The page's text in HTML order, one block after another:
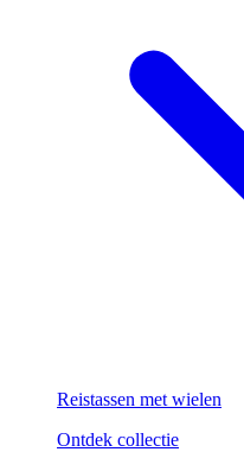
Reistassen met wielen
Ontdek collectie